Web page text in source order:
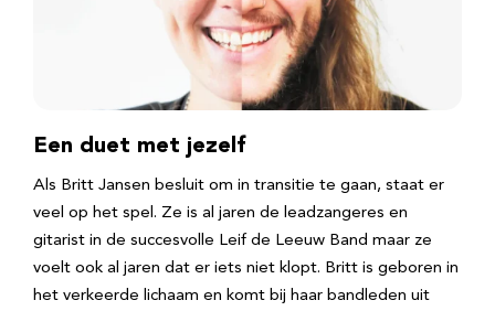
Een duet met jezelf
Als Britt Jansen besluit om in transitie te gaan, staat er
veel op het spel. Ze is al jaren de leadzangeres en
gitarist in de succesvolle Leif de Leeuw Band maar ze
voelt ook al jaren dat er iets niet klopt. Britt is geboren in
het verkeerde lichaam en komt bij haar bandleden uit